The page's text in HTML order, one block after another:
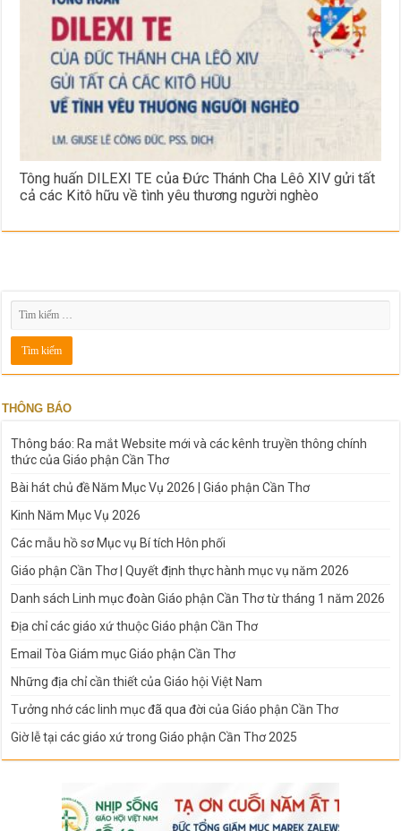
Tông huấn DILEXI TE của Đức Thánh Cha Lêô XIV gửi tất
cả các Kitô hữu ​​​​​​​về tình yêu thương người nghèo
THÔNG BÁO
Thông báo: Ra mắt Website mới và các kênh truyền thông chính
thức của Giáo phận Cần Thơ
Bài hát chủ đề Năm Mục Vụ 2026 | Giáo phận Cần Thơ
Kinh Năm Mục Vụ 2026
Các mẫu hồ sơ Mục vụ Bí tích Hôn phối
Giáo phận Cần Thơ | Quyết định thực hành mục vụ năm 2026
Danh sách Linh mục đoàn Giáo phận Cần Thơ từ tháng 1 năm 2026
Địa chỉ các giáo xứ thuộc Giáo phận Cần Thơ
Email Tòa Giám mục Giáo phận Cần Thơ
Những địa chỉ cần thiết của Giáo hội Việt Nam
Tưởng nhớ các linh mục đã qua đời của Giáo phận Cần Thơ
Giờ lễ tại các giáo xứ trong Giáo phận Cần Thơ 2025